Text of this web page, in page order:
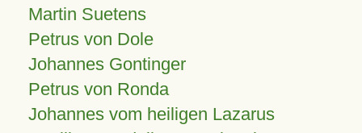
Martin Suetens
Petrus von Dole
Johannes Gontinger
Petrus von Ronda
Johannes vom heiligen Lazarus